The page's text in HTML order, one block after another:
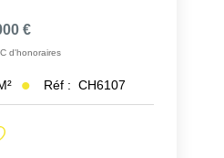
€
d'honoraires
Réf : CH6107